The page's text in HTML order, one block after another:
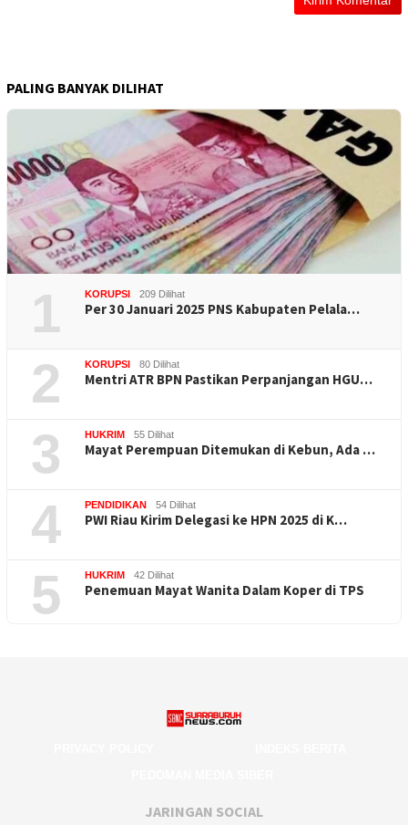
PALING BANYAK DILIHAT
1 KORUPSI 209 Dilihat
Per 30 Januari 2025 PNS Kabupaten Pelala…
2 KORUPSI 80 Dilihat
Mentri ATR BPN Pastikan Perpanjangan HGU…
3 HUKRIM 55 Dilihat
Mayat Perempuan Ditemukan di Kebun, Ada …
4 PENDIDIKAN 54 Dilihat
PWI Riau Kirim Delegasi ke HPN 2025 di K…
5 HUKRIM 42 Dilihat
Penemuan Mayat Wanita Dalam Koper di TPS
JARINGAN SOCIAL